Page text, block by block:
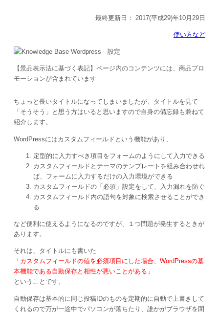
最終更新日： 2017(平成29)年10月29日
使い方など
【景品表示法に基づく表記】ページ内のコンテンツには、商品プロ
モーションが含まれています
ちょっと長いタイトルになってしまいましたが、タイトルを見て
「そうそう」と思う方はいると思いますので自身の備忘録も兼ねて
紹介します。
WordPressにはカスタムフィールドという機能があり、
定型的に入力すべき項目をフォームのようにして入力できる
カスタムフィールドとテーマのテンプレートを組み合わせれ
ば、フォームに入力するだけの入力環境ができる
カスタムフィールドの「必須」設定をして、入力漏れを防ぐ
カスタムフィールド内の語句を対象に検索させることができ
る
など便利に使えるようになるのですが、１つ問題が発生するときが
あります。
それは、タイトルにも書いた
「カスタムフィールドの値を必須項目にした場合、WordPressの基
本機能である自動保存と相性が悪いことがある」
ということです。
自動保存は基本的に同じ投稿IDのものを定期的に自動で上書きして
くれるので万が一途中でパソコンが落ちたり、誰かがブラウザを閉